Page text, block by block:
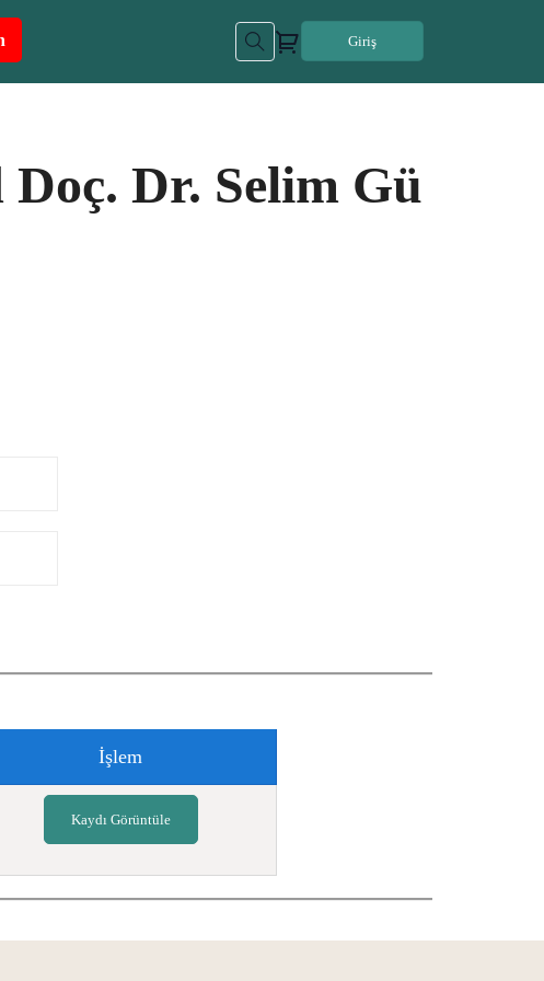
Giriş
Dr. Selim Gü
İşlem
Kaydı Görüntüle